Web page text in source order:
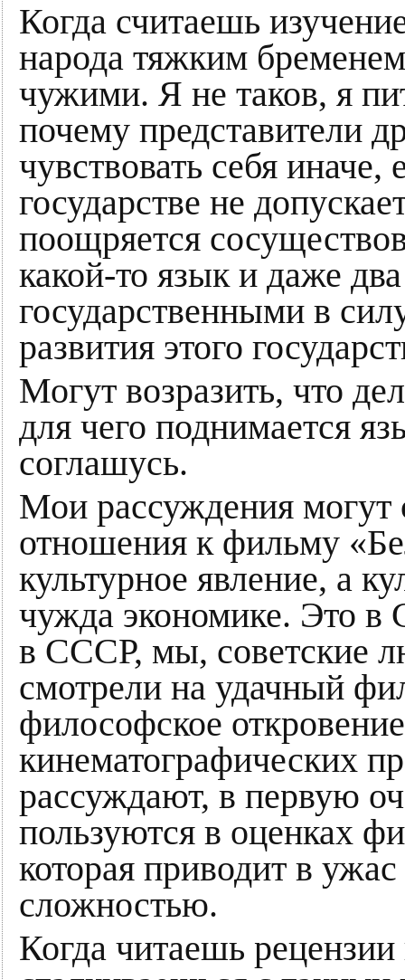
Когда считаешь
народа тяжким
чужими. Я не таков, я
почему представители
чувствовать себя
государстве не
поощряется
какой-то язык и даже
государственными в
развития этого
Могут возразить, что
для чего поднимается
соглашусь.
Мои рассуждения
отношения к фильму
культурное явление, а
чужда экономике. Это
в СССР, мы, советские
смотрели на удачный
философское
кинематографических
рассуждают, в первую
пользуются в оценках
которая приводит в
сложностью.
Когда читаешь